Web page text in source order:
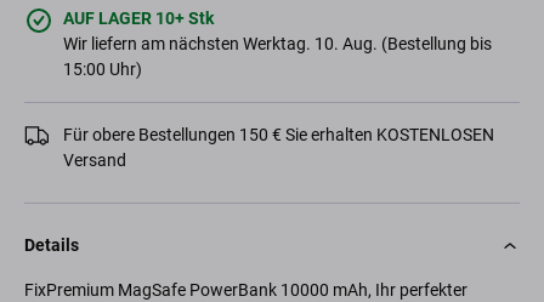
AUF LAGER 10+ Stk
Wir liefern am nächsten Werktag. 10. Aug. (Bestellung bis
15:00 Uhr)
Für obere Bestellungen 150 € Sie erhalten KOSTENLOSEN
Versand
Details
FixPremium MagSafe PowerBank 10000 mAh, Ihr perfekter